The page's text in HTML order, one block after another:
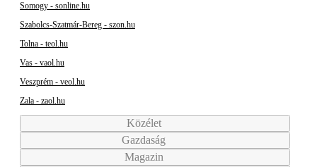
Somogy - sonline.hu
Szabolcs-Szatmár-Bereg - szon.hu
Tolna - teol.hu
Vas - vaol.hu
Veszprém - veol.hu
Zala - zaol.hu
Közélet
Gazdaság
Magazin